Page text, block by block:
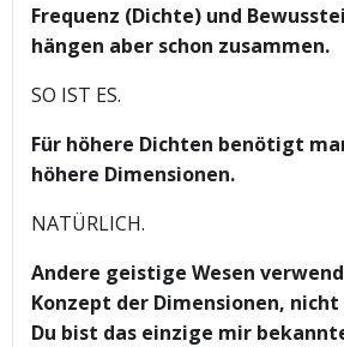
Frequenz (Dichte) und
hängen aber schon zusammen.
SO IST ES.
Für höhere Dichten benötigt
höhere Dimensionen.
NATÜRLICH.
Andere geistige Wesen
Konzept der Dimensionen,
Du bist das einzige mir